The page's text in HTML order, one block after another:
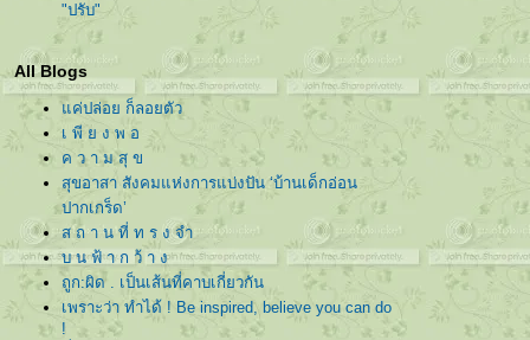
"ปรับ"
All Blogs
ค่ปล่อย ก็ลอยตัว
เ พี ย ง พ อ
ค ว า ม สุ ข
สุขอาสา สังคมแห่งการแบ่งปัน ‘บ้านเด็กอ่อน
ปากเกร็ด’
ส ถ า น ที่ ท ร ง จำ
บ น ฟ้ า ก ว้ า ง
ถูก:ผิด . เป็นเส้นที่คาบเกี่ยวกัน
เพราะว่า ทำได้ ! Be inspired, believe you can do
!